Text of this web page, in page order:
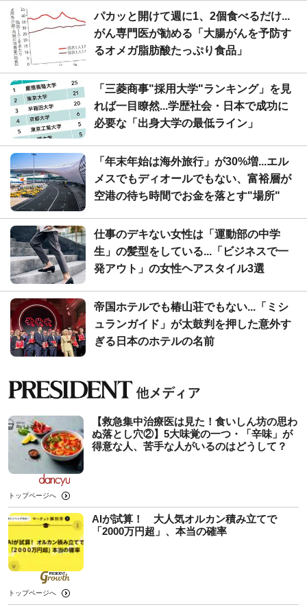
パカッと開けて週に1、2個食べるだけ...
がん専門医が勧める「大腸がんを予防す
るオメガ脂肪酸たっぷり食品」
「三菱商事"採用大学"ランキング」を見
れば一目瞭然...学歴社会・日本で成功に
必要な「出身大学の最低ライン」
「年末年始は海外旅行」が30%増...エル
メスでもディオールでもない、富裕層が
空港の待ち時間でお金を落とす"場所"
仕事のデキない女性は「運動部の中学
生」の髪型をしている...「ビジネスで一
発アウト」の女性ヘアスタイル3選
帝国ホテルでも椿山荘でもない...「ミシ
ュランガイド」が太鼓判を押した意外す
ぎる日本のホテルの名前
【救急集中治療医は見た！食いしん坊の思わ
ぬ落とし穴②】5大味覚の一つ・「辛味」が
得意な人、苦手な人がいるのはどうして？
トップページへ
AIが試算！ 大人気オルカン積み立てで
「2000万円超」、本当の確率
トップページへ